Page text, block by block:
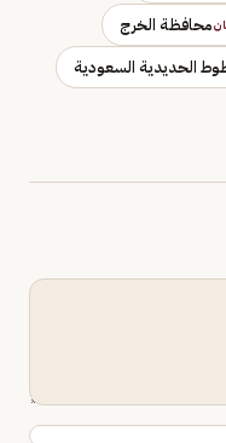
محافظة الخرج
الحديدية السعودية